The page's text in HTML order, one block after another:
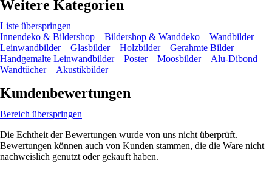
Weitere Kategorien
Liste überspringen
Innendeko & Bildershop
Bildershop & Wanddeko
Wandbilder
Leinwandbilder
Glasbilder Holzbilder
Gerahmte Bilder
Handgemalte Leinwandbilder
Poster Moosbilder
Alu-Dibond
Wandtücher
Akustikbilder
Kundenbewertungen
Bereich überspringen
Die Echtheit der Bewertungen wurde von uns nicht überprüft.
Bewertungen können auch von Kunden stammen, die die Ware nicht
nachweislich genutzt oder gekauft haben.